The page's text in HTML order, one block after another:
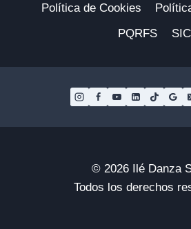
Política de Cookies
PQRFS
SIC
© 2026 Ilé Danza
Todos los derechos